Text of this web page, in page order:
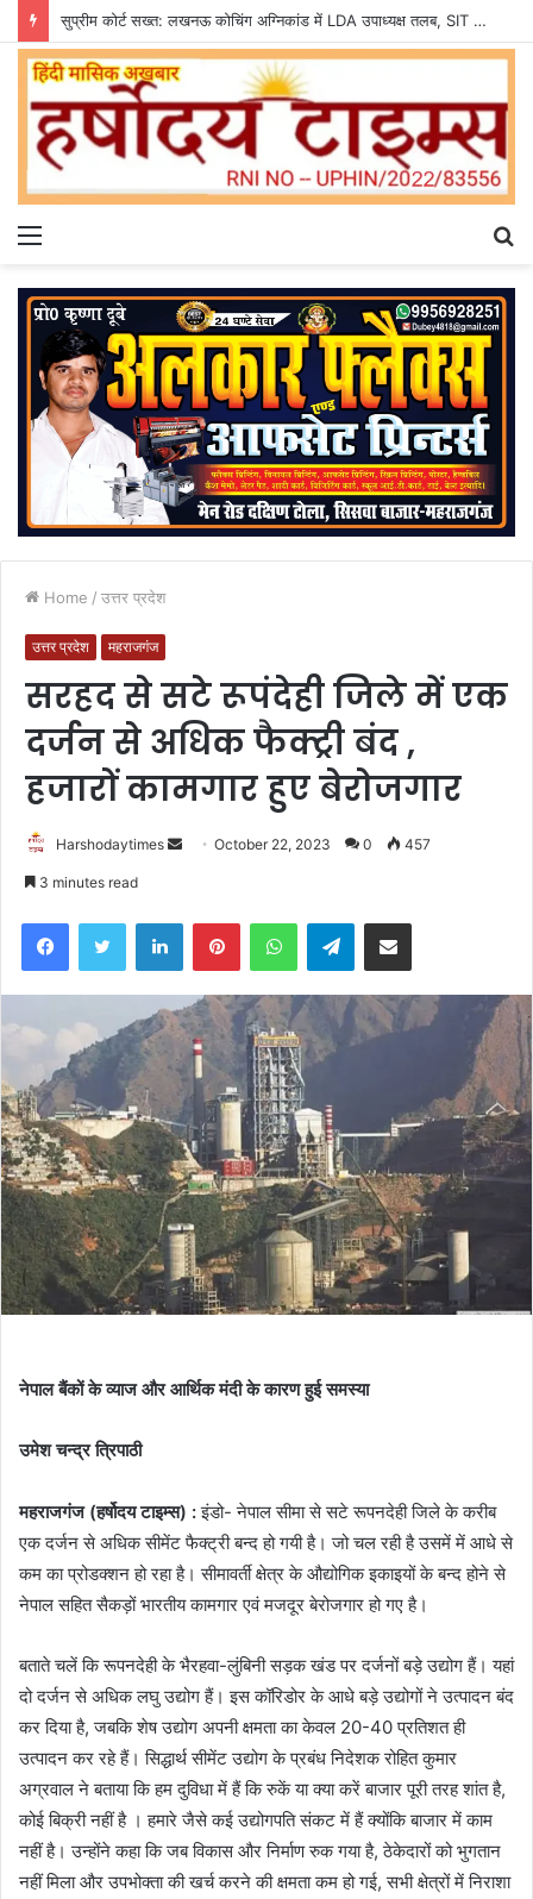
सुप्रीम कोर्ट सख्त: लखनऊ कोचिंग अग्निकांड में LDA उपाध्यक्ष तलब, SIT से मांगी सीलबंद रिपोर्ट
Menu
Home / उत्तर प्रदेश
उत्तर प्रदेश महराजगंज
सरहद से सटे रूपंदेही जिले में एक
दर्जन से अधिक फैक्ट्री बंद ,
हजारों कामगार हुए बेरोजगार
Harshodaytimes
SendOctober 22, 2023 0 457
3 minutes read
FacebookTwitter LinkedInPinterestWhatsAppTelegramShare via Email
नेपाल बैंकों के व्याज और आर्थिक मंदी के कारण हुई समस्या
उमेश चन्द्र त्रिपाठी
महराजगंज (हर्षोदय टाइम्स) :इंडो- नेपाल सीमा से सटे रूपनदेही जिले के करीब
एक दर्जन से अधिक सीमेंट फैक्ट्री बन्द हो गयी है। जो चल रही है उसमें में आधे से
कम का प्रोडक्शन हो रहा है। सीमावर्ती क्षेत्र के औद्योगिक इकाइयों के बन्द होने से
नेपाल सहित सैकड़ों भारतीय कामगार एवं मजदूर बेरोजगार हो गए है।
बताते चलें कि रूपनदेही के भैरहवा-लुंबिनी सड़क खंड पर दर्जनों बड़े उद्योग हैं। यहां
दो दर्जन से अधिक लघु उद्योग हैं। इस कॉरिडोर के आधे बड़े उद्योगों ने उत्पादन बंद
कर दिया है, जबकि शेष उद्योग अपनी क्षमता का केवल 20-40 प्रतिशत ही
उत्पादन कर रहे हैं। सिद्धार्थ सीमेंट उद्योग के प्रबंध निदेशक रोहित कुमार
अग्रवाल ने बताया कि हम दुविधा में हैं कि रुकें या क्या करें बाजार पूरी तरह शांत है,
कोई बिक्री नहीं है । हमारे जैसे कई उद्योगपति संकट में हैं क्योंकि बाजार में काम
नहीं है। उन्होंने कहा कि जब विकास और निर्माण रुक गया है, ठेकेदारों को भुगतान
नहीं मिला और उपभोक्ता की खर्च करने की क्षमता कम हो गई, सभी क्षेत्रों में निराशा